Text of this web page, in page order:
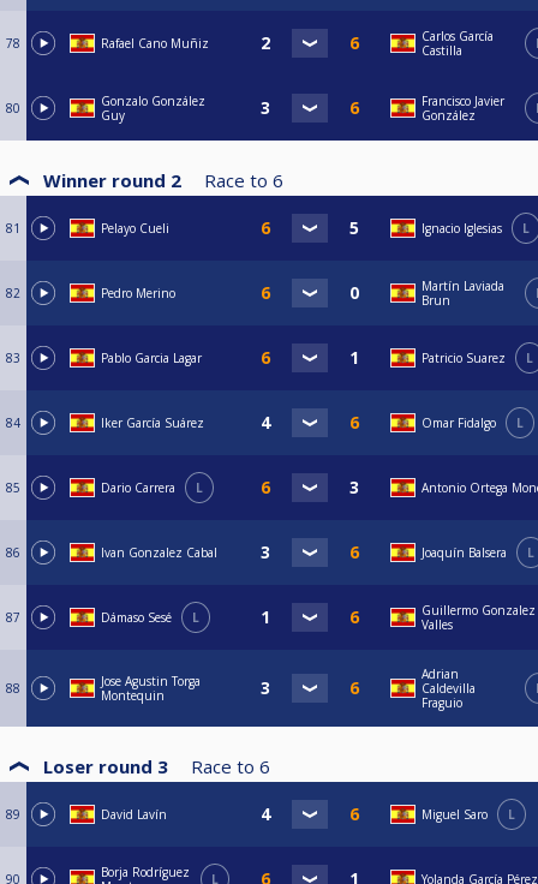
78 Rafael Cano Muñiz
Carlos García
Castilla
80
Gonzalo González
Guy
Francisco Javier
González
Winner round 2 Race to 6
81 Pelayo Cueli Ignacio Iglesias L
82 Pedro Merino
Martín Laviada
Brun
83 Pablo Garcia Lagar Patricio Suarez L
84 Iker García Suárez Omar Fidalgo L
85 Dario Carrera L Antonio Ortega
86 Ivan Gonzalez Cabal Joaquín Balsera L
87 Dámaso Sesé L
Guillermo Gonzalez
Valles
88
Jose Agustin Torga
Montequin
Adrian
Caldevilla
Fraguio
Loser round 3 Race to 6
89 David Lavín Miguel Saro L
90
Borja Rodríguez
L Yolanda García Pérez